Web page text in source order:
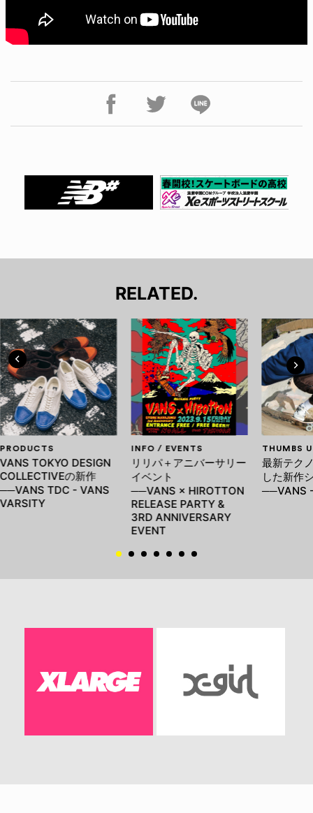
RELATED.
PRODUCTS
VANS TOKYO DESIGN
COLLECTIVEの新作
──VANS TDC - VANS
VARSITY
INFO / EVENTS
リリパ＋アニバーサリー
イベント
──VANS × HIROTTON
RELEASE PARTY &
3RD ANNIVERSARY
EVENT
THUMBS
最新テク
した新作
──VANS